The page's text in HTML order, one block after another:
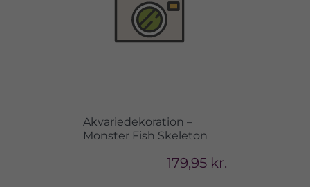
Akvariedekoration –
Monster Fish Skeleton
179,95 kr.